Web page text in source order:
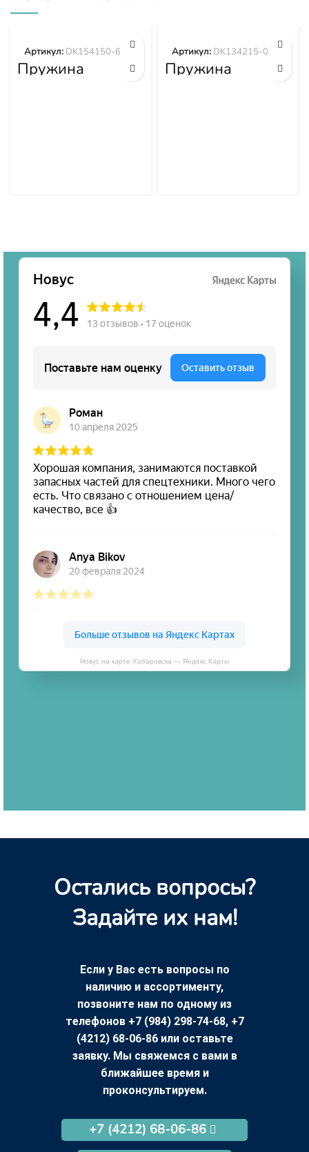
Пружина
DK154150-6400
Артикул: DK154150-6400
Пружина
DK134215-0700
Артикул: DK134215-0700
Новус на карте Хабаровска — Яндекс Карты
Остались вопросы?
Задайте их нам!
Если у Вас есть вопросы по
наличию и ассортименту,
позвоните нам по одному из
телефонов +7 (984) 298-74-68, +7
(4212) 68-06-86 или оставьте
заявку. Мы свяжемся с вами в
ближайшее время и
проконсультируем.
+7 (4212) 68-06-86